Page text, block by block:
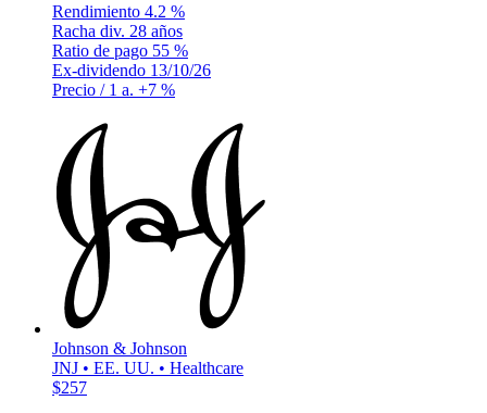
Rendimiento 4.2 %
Racha div. 28 años
Ratio de pago 55 %
Ex-dividendo 13/10/26
Precio / 1 a. +7 %
Johnson & Johnson
JNJ • EE. UU. • Healthcare
$257